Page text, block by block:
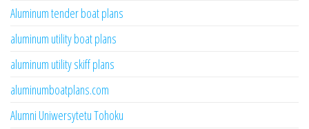
Aluminum tender boat plans
aluminum utility boat plans
aluminum utility skiff plans
aluminumboatplans.com
Alumni Uniwersytetu Tohoku